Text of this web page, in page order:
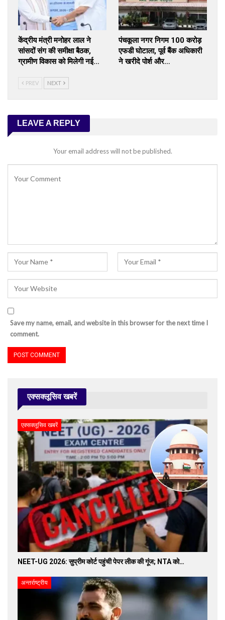
केंद्रीय मंत्री मनोहर लाल ने
सांसदों संग की समीक्षा बैठक,
ग्रामीण विकास को मिलेगी नई…
पंचकूला नगर निगम 100 करोड़
एफडी घोटाला, पूर्व बैंक अधिकारी
ने खरीदे पोर्श और…
PREV NEXT
LEAVE A REPLY
Your email address will not be published.
Save my name, email, and website in this browser for the next time I
comment.
एक्सक्लूसिव खबरें
एक्सक्लूसिव खबरें
NEET-UG 2026: सुप्रीम कोर्ट पहुंची पेपर लीक की गूंज; NTA को…
अन्तर्राष्ट्रीय